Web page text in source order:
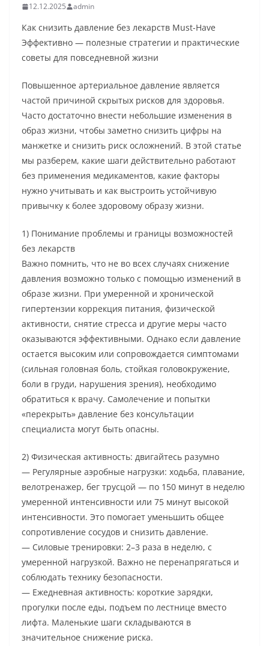
12.12.2025 admin
Как снизить давление без лекарств Must-Have
Эффективно — полезные стратегии и практические
советы для повседневной жизни
Повышенное артериальное давление является
частой причиной скрытых рисков для здоровья.
Часто достаточно внести небольшие изменения в
образ жизни, чтобы заметно снизить цифры на
манжетке и снизить риск осложнений. В этой статье
мы разберем, какие шаги действительно работают
без применения медикаментов, какие факторы
нужно учитывать и как выстроить устойчивую
привычку к более здоровому образу жизни.
1) Понимание проблемы и границы возможностей
без лекарств
Важно помнить, что не во всех случаях снижение
давления возможно только с помощью изменений в
образе жизни. При умеренной и хронической
гипертензии коррекция питания, физической
активности, снятие стресса и другие меры часто
оказываются эффективными. Однако если давление
остается высоким или сопровождается симптомами
(сильная головная боль, стойкая головокружение,
боли в груди, нарушения зрения), необходимо
обратиться к врачу. Самолечение и попытки
«перекрыть» давление без консультации
специалиста могут быть опасны.
2) Физическая активность: двигайтесь разумно
— Регулярные аэробные нагрузки: ходьба, плавание,
велотренажер, бег трусцой — по 150 минут в неделю
умеренной интенсивности или 75 минут высокой
интенсивности. Это помогает уменьшить общее
сопротивление сосудов и снизить давление.
— Силовые тренировки: 2–3 раза в неделю, с
умеренной нагрузкой. Важно не перенапрягаться и
соблюдать технику безопасности.
— Ежедневная активность: короткие зарядки,
прогулки после еды, подъем по лестнице вместо
лифта. Маленькие шаги складываются в
значительное снижение риска.